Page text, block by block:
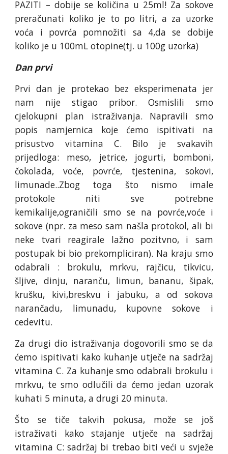
PAZITI – dobije se količina u 25ml! Za sokove
preračunati koliko je to po litri, a za uzorke
voća i povrća pomnožiti sa 4,da se dobije
koliko je u 100mL otopine(tj. u 100g uzorka)
Dan prvi
Prvi dan je protekao bez eksperimenata jer
nam nije stigao pribor. Osmislili smo
cjelokupni plan istraživanja. Napravili smo
popis namjernica koje ćemo ispitivati na
prisustvo vitamina C. Bilo je svakavih
prijedloga: meso, jetrice, jogurti, bomboni,
čokolada, voće, povrće, tjestenina, sokovi,
limunade..Zbog toga što nismo imale
protokole niti sve potrebne
kemikalije,ograničili smo se na povrće,voće i
sokove (npr. za meso sam našla protokol, ali bi
neke tvari reagirale lažno pozitvno, i sam
postupak bi bio prekompliciran). Na kraju smo
odabrali : brokulu, mrkvu, rajčicu, tikvicu,
šljive, dinju, naranču, limun, bananu, šipak,
krušku, kivi,breskvu i jabuku, a od sokova
narančadu, limunadu, kupovne sokove i
cedevitu.
Za drugi dio istraživanja dogovorili smo se da
ćemo ispitivati kako kuhanje utječe na sadržaj
vitamina C. Za kuhanje smo odabrali brokulu i
mrkvu, te smo odlučili da ćemo jedan uzorak
kuhati 5 minuta, a drugi 20 minuta.
Što se tiče takvih pokusa, može se još
istraživati kako stajanje utječe na sadržaj
vitamina C: sadržaj bi trebao biti veći u svježe